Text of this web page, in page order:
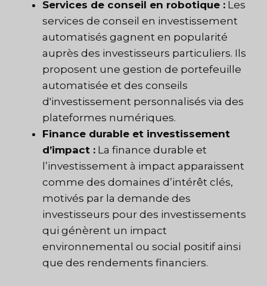
Services de conseil en robotique : Les
services de conseil en investissement
automatisés gagnent en popularité
auprès des investisseurs particuliers. Ils
proposent une gestion de portefeuille
automatisée et des conseils
d'investissement personnalisés via des
plateformes numériques.
Finance durable et investissement
d’impact : La finance durable et
l’investissement à impact apparaissent
comme des domaines d’intérêt clés,
motivés par la demande des
investisseurs pour des investissements
qui génèrent un impact
environnemental ou social positif ainsi
que des rendements financiers.